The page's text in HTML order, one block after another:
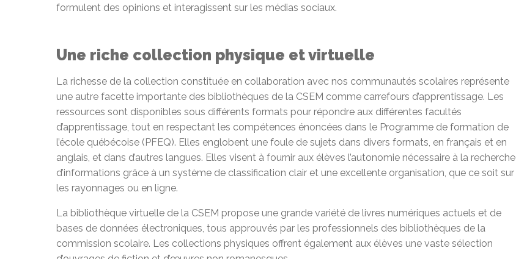
formulent des opinions et interagissent sur les médias sociaux.
Une riche collection physique et virtuelle
La richesse de la collection constituée en collaboration avec nos communautés scolaires représente
une autre facette importante des bibliothèques de la CSEM comme carrefours d’apprentissage. Les
ressources sont disponibles sous différents formats pour répondre aux différentes facultés
d’apprentissage, tout en respectant les compétences énoncées dans le Programme de formation de
l’école québécoise (PFEQ). Elles englobent une foule de sujets dans divers formats, en français et en
anglais, et dans d’autres langues. Elles visent à fournir aux élèves l’autonomie nécessaire à la recherche
d’informations grâce à un système de classification clair et une excellente organisation, que ce soit sur
les rayonnages ou en ligne.
La bibliothèque virtuelle de la CSEM propose une grande variété de livres numériques actuels et de
bases de données électroniques, tous approuvés par les professionnels des bibliothèques de la
commission scolaire. Les collections physiques offrent également aux élèves une vaste sélection